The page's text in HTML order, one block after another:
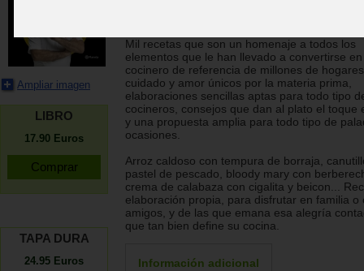
Ampliar imagen
LIBRO
17.90 Euros
TAPA DURA
24.95 Euros
Mil recetas que son un homenaje a todos los
elementos que le han llevado a convertirse
cocinero de referencia de millones de
cuidado y amor únicos por la materia prima,
elaboraciones sencillas aptas para todo tipo
cocineros, consejos que dan al plato el toque
y una propuesta amplia para todo tipo de
ocasiones.
Arroz caldoso con tempura de borraja,
pastel de pescado, bloody mary con
crema de calabaza con cigalita y beicon...
elaboración propia, para disfrutar en familia o
amigos, y de las que emana esa alegría
que tan bien define su cocina.
Información adicional